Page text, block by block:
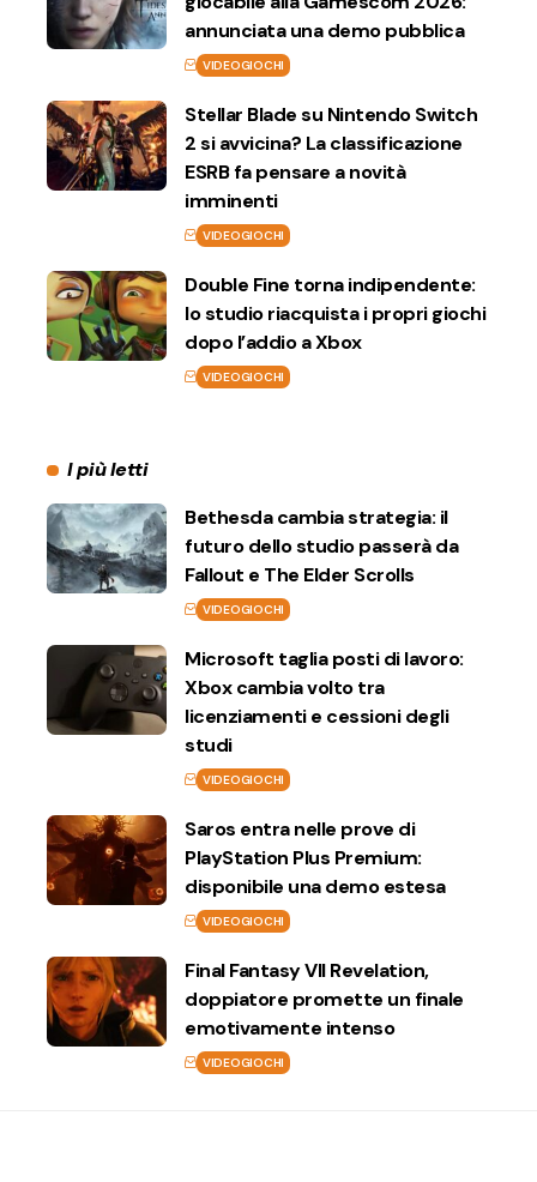
annunciata una demo pubblica
VIDEOGIOCHI
Stellar Blade su Nintendo Switch
2 si avvicina? La classificazione
ESRB fa pensare a novità
imminenti
VIDEOGIOCHI
Double Fine torna indipendente:
lo studio riacquista i propri giochi
dopo l’addio a Xbox
VIDEOGIOCHI
I più letti
Bethesda cambia strategia: il
futuro dello studio passerà da
Fallout e The Elder Scrolls
VIDEOGIOCHI
Microsoft taglia posti di lavoro:
Xbox cambia volto tra
licenziamenti e cessioni degli
studi
VIDEOGIOCHI
Saros entra nelle prove di
PlayStation Plus Premium:
disponibile una demo estesa
VIDEOGIOCHI
Final Fantasy VII Revelation,
doppiatore promette un finale
emotivamente intenso
VIDEOGIOCHI